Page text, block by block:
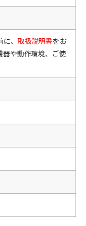
、 取扱説明書をお
や動作環境、ご使